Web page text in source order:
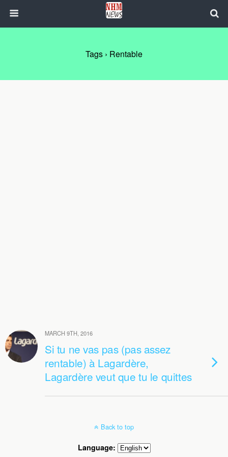
Tags › Rentable
MARCH 9TH, 2016
Si tu ne vas pas (pas assez
rentable) à Lagardère,
Lagardère veut que tu le quittes
Back to top
Language: